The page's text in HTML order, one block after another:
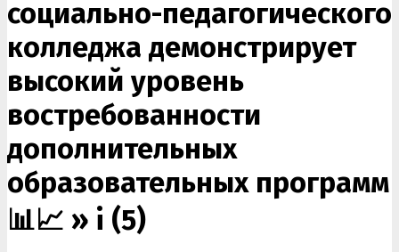
социально-педагогического
колледжа демонстрирует
высокий уровень
востребованности
дополнительных
образовательных программ
📊📈 » i (5)